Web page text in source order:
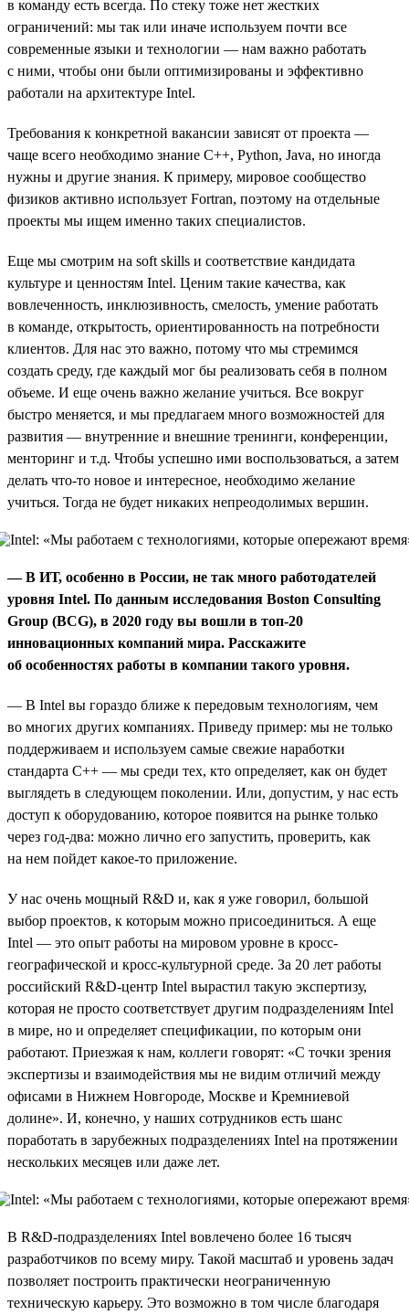
в команду есть всегда. По стеку тоже нет жестких
ограничений: мы так или иначе используем почти все
современные языки и технологии — нам важно работать
с ними, чтобы они были оптимизированы и эффективно
работали на архитектуре Intel.
Требования к конкретной вакансии зависят от проекта —
чаще всего необходимо знание С++, Python, Java, но иногда
нужны и другие знания. К примеру, мировое сообщество
физиков активно использует Fortran, поэтому на отдельные
проекты мы ищем именно таких специалистов.
Еще мы смотрим на soft skills и соответствие кандидата
культуре и ценностям Intel. Ценим такие качества, как
вовлеченность, инклюзивность, смелость, умение работать
в команде, открытость, ориентированность на потребности
клиентов. Для нас это важно, потому что мы стремимся
создать среду, где каждый мог бы реализовать себя в полном
объеме. И еще очень важно желание учиться. Все вокруг
быстро меняется, и мы предлагаем много возможностей для
развития — внутренние и внешние тренинги, конференции,
менторинг и т.д. Чтобы успешно ими воспользоваться, а затем
делать что-то новое и интересное, необходимо желание
учиться. Тогда не будет никаких непреодолимых вершин.
— В ИТ, особенно в России, не так много работодателей
уровня Intel. По данным исследования Boston Consulting
Group (BCG), в 2020 году вы вошли в топ-20
инновационных компаний мира. Расскажите
об особенностях работы в компании такого уровня.
— В Intel вы гораздо ближе к передовым технологиям, чем
во многих других компаниях. Приведу пример: мы не только
поддерживаем и используем самые свежие наработки
стандарта С++ — мы среди тех, кто определяет, как он будет
выглядеть в следующем поколении. Или, допустим, у нас есть
доступ к оборудованию, которое появится на рынке только
через год-два: можно лично его запустить, проверить, как
на нем пойдет какое-то приложение.
У нас очень мощный R&D и, как я уже говорил, большой
выбор проектов, к которым можно присоединиться. А еще
Intel — это опыт работы на мировом уровне в кросс-
географической и кросс-культурной среде. За 20 лет работы
российский R&D-центр Intel вырастил такую экспертизу,
которая не просто соответствует другим подразделениям Intel
в мире, но и определяет спецификации, по которым они
работают. Приезжая к нам, коллеги говорят: «С точки зрения
экспертизы и взаимодействия мы не видим отличий между
офисами в Нижнем Новгороде, Москве и Кремниевой
долине». И, конечно, у наших сотрудников есть шанс
поработать в зарубежных подразделениях Intel на протяжении
нескольких месяцев или даже лет.
В R&D-подразделениях Intel вовлечено более 16 тысяч
разработчиков по всему миру. Такой масштаб и уровень задач
позволяет построить практически неограниченную
техническую карьеру. Это возможно в том числе благодаря